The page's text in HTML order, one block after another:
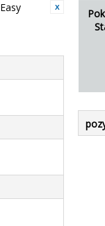
Easy